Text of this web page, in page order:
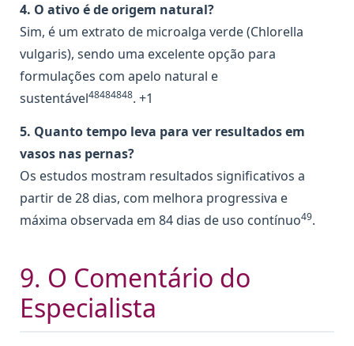
4. O ativo é de origem natural?
Sim, é um extrato de microalga verde (Chlorella
vulgaris), sendo uma excelente opção para
formulações com apelo natural e
sustentável48484848. +1
5. Quanto tempo leva para ver resultados em
vasos nas pernas?
Os estudos mostram resultados significativos a
partir de 28 dias, com melhora progressiva e
máxima observada em 84 dias de uso contínuo49.
9. O Comentário do
Especialista